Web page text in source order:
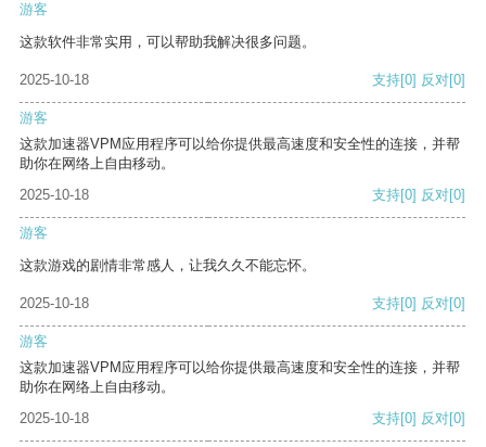
游客
这款软件非常实用，可以帮助我解决很多问题。
2025-10-18 支持[0] 反对[0]
游客
这款加速器VPM应用程序可以给你提供最高速度和安全性的连接，并帮
助你在网络上自由移动。
2025-10-18
支持[0] 反对[0]
游客
这款游戏的剧情非常感人，让我久久不能忘怀。
2025-10-18 支持[0] 反对[0]
游客
这款加速器VPM应用程序可以给你提供最高速度和安全性的连接，并帮
助你在网络上自由移动。
2025-10-18
支持[0] 反对[0]